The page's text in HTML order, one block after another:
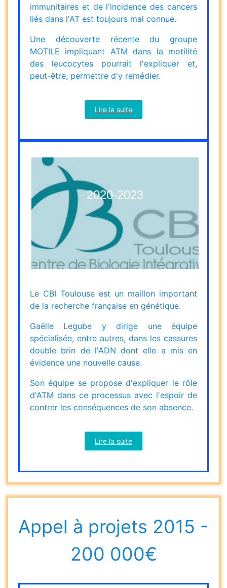
immunitaires et de l'incidence des cancers
liés dans l'AT est toujours mal connue.
Une découverte récente du groupe
MOTILE impliquant ATM dans la motilité
des leucocytes pourrait l'expliquer et,
peut-être, permettre d'y remédier.
Lire la suite
2020-2023
Le CBI Toulouse est un maillon important
de la recherche française en génétique.
Gaëlle Legube y dirige une équipe
spécialisée, entre autres, dans les cassures
double brin de l'ADN dont elle a mis en
évidence une nouvelle cause.
Son équipe se propose d'expliquer le rôle
d'ATM dans ce processus avec l'espoir de
contrer les conséquences de son absence.
Lire la suite
Appel à projets 2015 -
200 000€